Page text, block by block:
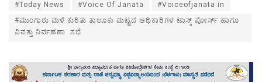
#Today News #Voice Of Janata
#Voiceofjanata.in
#ಮುಂಗಾರು ಮಳೆ ಕುರಿತು ತಾಲೂಕು ಮಟ್ಟದ ಅಧಿಕಾರಿಗಳ ಟಾಸ್ಕ್ ಪೋರ್ಸ್ ಹಾಗೂ
ವಿಪತ್ತು ನಿರ್ವಹಣಾ ಸಭೆ